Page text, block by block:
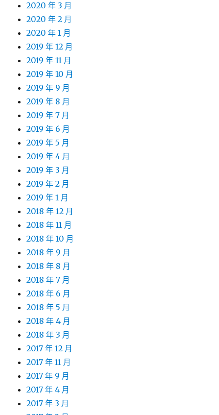
2020 年 3 月
2020 年 2 月
2020 年 1 月
2019 年 12 月
2019 年 11 月
2019 年 10 月
2019 年 9 月
2019 年 8 月
2019 年 7 月
2019 年 6 月
2019 年 5 月
2019 年 4 月
2019 年 3 月
2019 年 2 月
2019 年 1 月
2018 年 12 月
2018 年 11 月
2018 年 10 月
2018 年 9 月
2018 年 8 月
2018 年 7 月
2018 年 6 月
2018 年 5 月
2018 年 4 月
2018 年 3 月
2017 年 12 月
2017 年 11 月
2017 年 9 月
2017 年 4 月
2017 年 3 月